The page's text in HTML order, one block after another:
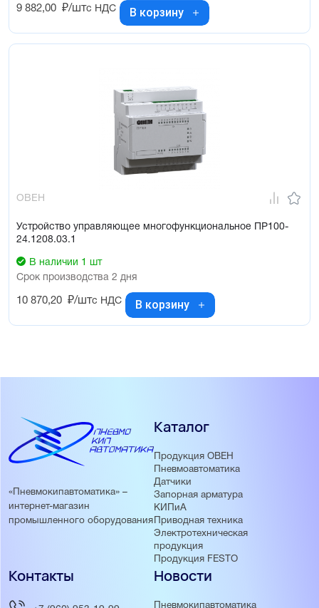
9 882,00 ₽/штс НДС В корзину
ОВЕН
Устройство управляющее многофункциональное ПР100-
24.1208.03.1
В наличии 1 шт
Срок производства 2 дня
10 870,20 ₽/штс НДС В корзину
«Пневмокипавтоматика» –
интернет-магазин
промышленного оборудования
Каталог
Продукция ОВЕН
Пневмоавтоматика
Датчики
Запорная арматура
КИПиА
Приводная техника
Электротехническая
продукция
Продукция FESTO
Новости
Пневмокипавтоматика
Контакты